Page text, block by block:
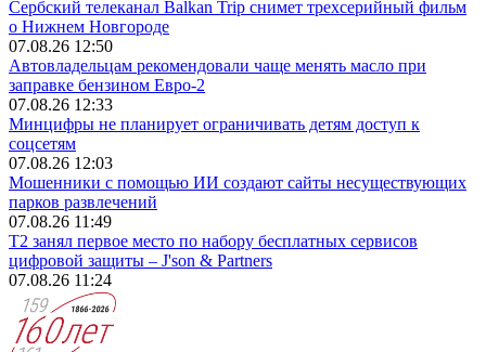
Сербский телеканал Balkan Trip снимет трехсерийный фильм
о Нижнем Новгороде
07.08.26 12:50
Автовладельцам рекомендовали чаще менять масло при
заправке бензином Евро‑2
07.08.26 12:33
Минцифры не планирует ограничивать детям доступ к
соцсетям
07.08.26 12:03
Мошенники с помощью ИИ создают сайты несуществующих
парков развлечений
07.08.26 11:49
Т2 занял первое место по набору бесплатных сервисов
цифровой защиты – J'son & Partners
07.08.26 11:24